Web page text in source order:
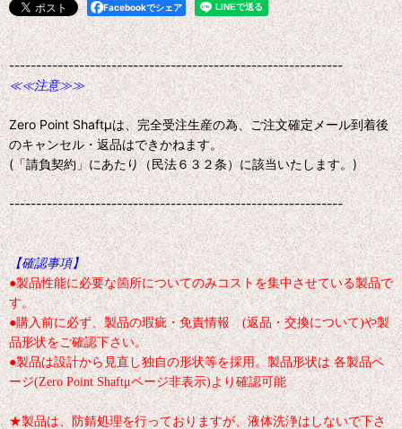
Facebookでシェア
--------------------------------------------------------------
≪≪注意≫≫
Zero Point Shaftμは、完全受注生産の為、ご注文確定メール到着後
のキャンセル・返品はできかねます。
(「請負契約」にあたり（民法６３２条）に該当いたします。)
--------------------------------------------------------------
【確認事項】
●製品性能に必要な箇所についてのみコストを集中させている製品で
す。
●購入前に必ず、製品の瑕疵・免責情報 (返品・交換について)や製
品形状をご確認下さい。
●製品は設計から見直し独自の形状等を採用。製品形状は 各製品ペ
ージ(Zero Point Shaftμページ非表示)より確認可能
★製品は、防錆処理を行っておりますが、液体洗浄はしないで下さ